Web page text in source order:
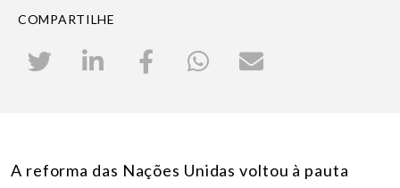
COMPARTILHE
A reforma das Nações Unidas voltou à pauta